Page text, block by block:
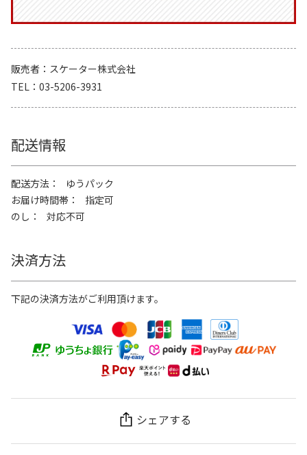
販売者
スケーター株式会社
TEL
03-5206-3931
配送情報
配送方法
ゆうパック
お届け時間帯
指定可
のし
対応不可
決済方法
下記の決済方法がご利用頂けます。
シェアする